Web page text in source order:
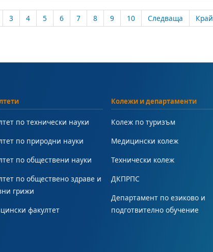
3 4 5 6 7 8 9 10 Следваща Край
по технически науки
по природни науки
по обществени науки
по обществено здраве и
грижи
факултет
Колежи и департаменти
Колеж по туризъм
Медицински колеж
Технически колеж
ДКПРПС
Департамент по езиково и
подготвително обучение